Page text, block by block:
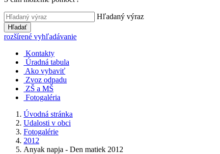
Hľadaný výraz
Hľadať
rozšírené vyhľadávanie
Kontakty
Úradná tabula
Ako vybaviť
Zvoz odpadu
ZŠ a MŠ
Fotogaléria
Úvodná stránka
Udalosti v obci
Fotogalérie
2012
Anyak napja - Den matiek 2012